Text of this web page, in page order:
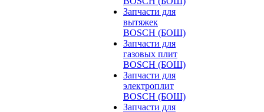
Запчасти для
вытяжек
BOSCH (БОШ)
Запчасти для
газовых плит
BOSCH (БОШ)
Запчасти для
электроплит
BOSCH (БОШ)
Запчасти для